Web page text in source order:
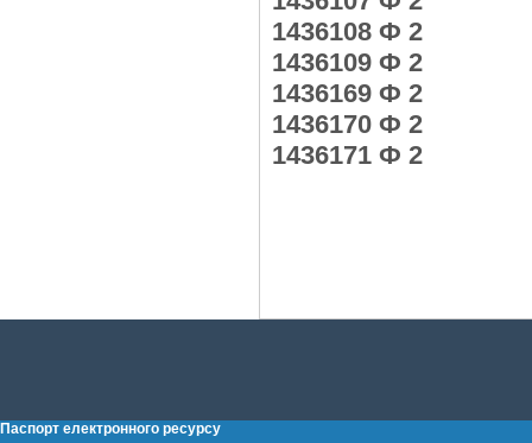
1436108 Ф 2
1436109 Ф 2
1436169 Ф 2
1436170 Ф 2
1436171 Ф 2
Паспорт електронного ресурсу